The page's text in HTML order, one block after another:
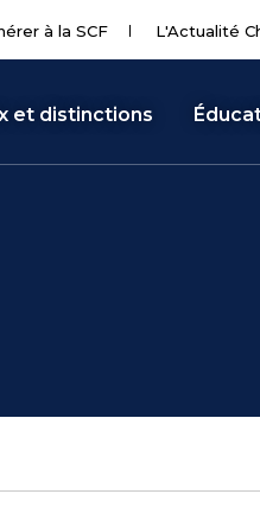
à la SCF L'Actualité
et distinctions